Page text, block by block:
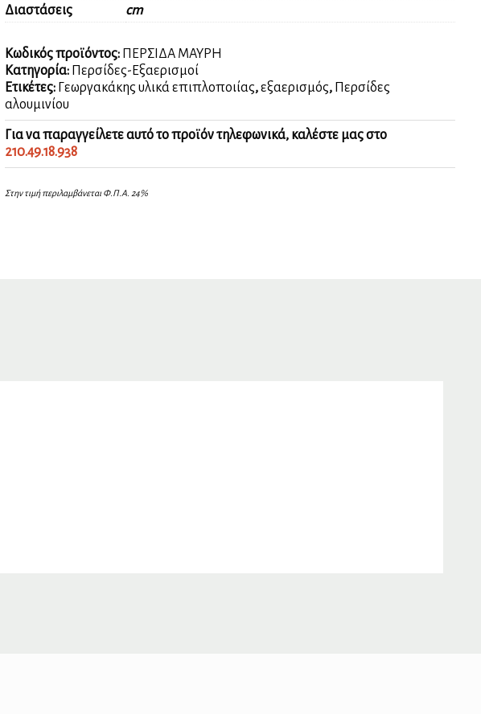
Διαστάσεις cm
Κωδικός προϊόντος:
ΠΕΡΣΙΔΑ ΜΑΥΡΗ
Κατηγορία:
Περσίδες-Εξαερισμοί
Ετικέτες:
Γεωργακάκης υλικά επιπλοποιίας,εξαερισμός,
Περσίδες
αλουμινίου
Για να παραγγείλετε αυτό το προϊόν τηλεφωνικά, καλέστε μας στο
210.49.18.938
Στην τιμή περιλαμβάνεται Φ.Π.Α. 24%